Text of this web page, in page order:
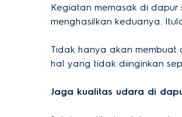
Kegiatan memasak di
menghasilkan keduanya.
Tidak hanya akan
hal yang tidak diinginkan
Jaga kualitas udara di